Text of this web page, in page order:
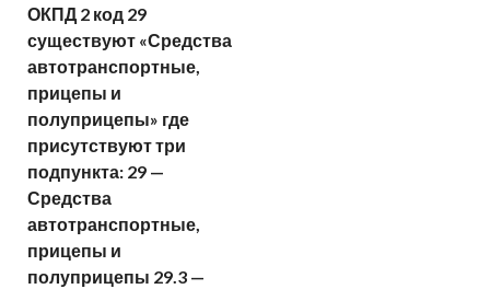
ОКПД 2 код 29
существуют «Средства
автотранспортные,
прицепы и
полуприцепы» где
присутствуют три
подпункта: 29 —
Средства
автотранспортные,
прицепы и
полуприцепы 29.3 —